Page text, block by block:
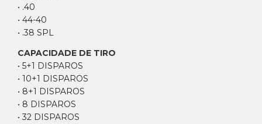
• .40
• 44-40
• .38 SPL
CAPACIDADE DE TIRO
• 5+1 DISPAROS
• 10+1 DISPAROS
• 8+1 DISPAROS
• 8 DISPAROS
• 32 DISPAROS